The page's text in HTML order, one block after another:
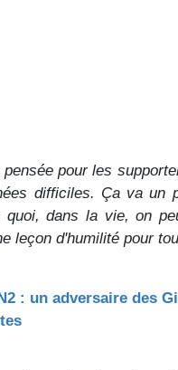
pensée pour les
difficiles. Ça va un
quoi, dans la vie, on
leçon d'humilité pour
: un adversaire des